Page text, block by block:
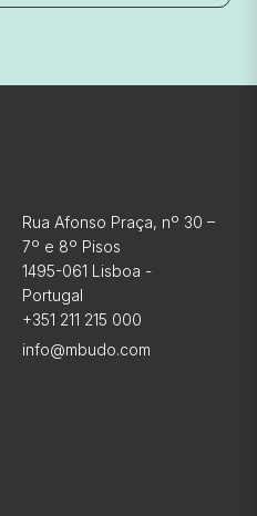
Rua Afonso Praça, nº 30 –
7º e 8º Pisos
1495-061 Lisboa -
Portugal
+351 211 215 000
info@mbudo.com